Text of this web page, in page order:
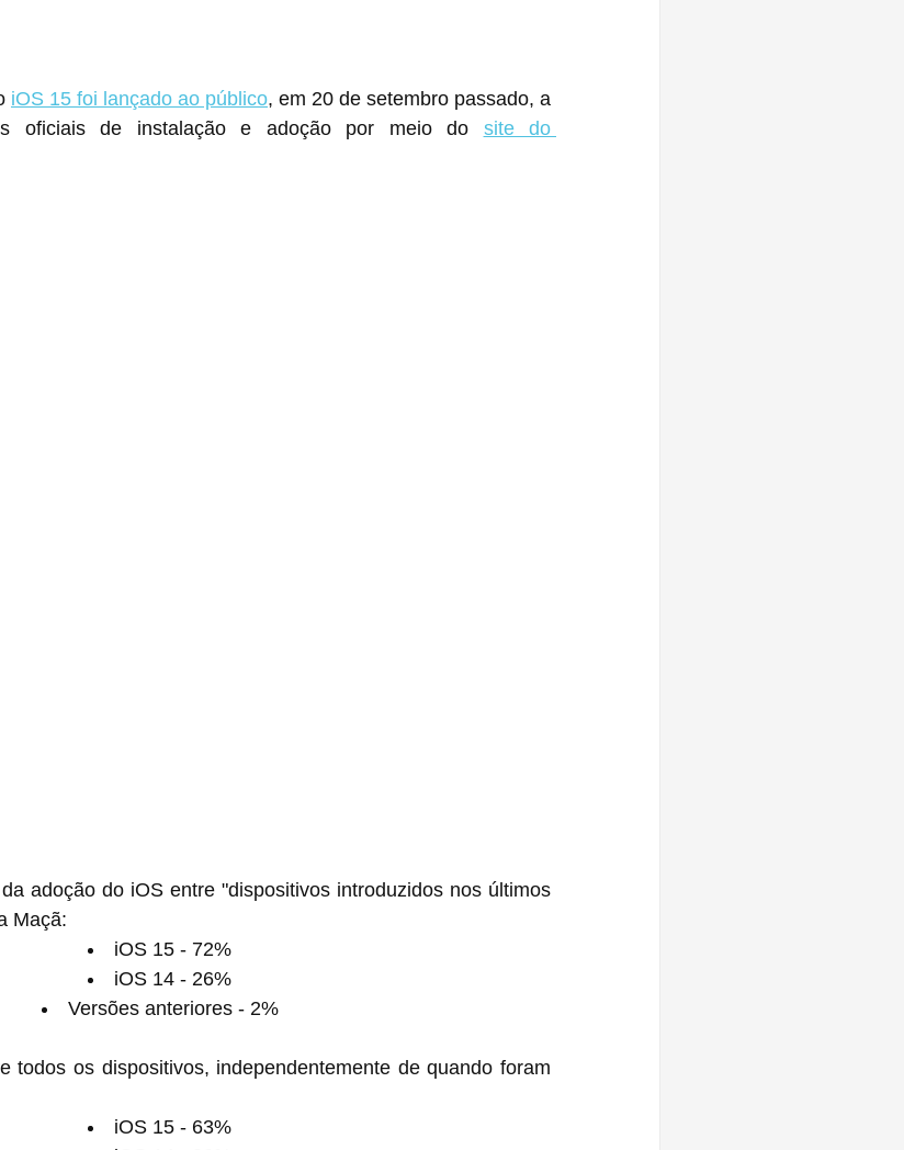
iOS 15 foi lançado ao público, em 20 de setembro passado, a
oficiais de instalação e adoção por meio do site do
adoção do iOS entre "dispositivos introduzidos nos últimos
Maçã:
iOS 15 - 72%
iOS 14 - 26%
Versões anteriores - 2%
todos os dispositivos, independentemente de quando foram
iOS 15 - 63%